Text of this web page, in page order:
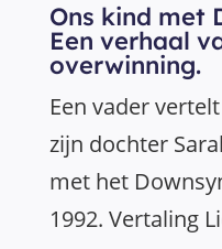
Ons kind met
Een verhaal
overwinning.
Een vader
zijn dochter
met het
1992. Vertaling